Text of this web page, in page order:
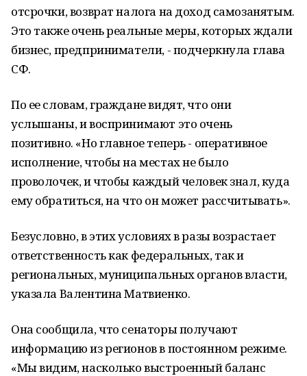
отсрочки, возврат налога на доход самозанятым.
Это также очень реальные меры, которых ждали
бизнес, предприниматели, - подчеркнула глава
СФ.
По ее словам, граждане видят, что они
услышаны, и воспринимают это очень
позитивно. «Но главное теперь - оперативное
исполнение, чтобы на местах не было
проволочек, и чтобы каждый человек знал, куда
ему обратиться, на что он может рассчитывать».
Безусловно, в этих условиях в разы возрастает
ответственность как федеральных, так и
региональных, муниципальных органов власти,
указала Валентина Матвиенко.
Она сообщила, что сенаторы получают
информацию из регионов в постоянном режиме.
«Мы видим, насколько выстроенный баланс